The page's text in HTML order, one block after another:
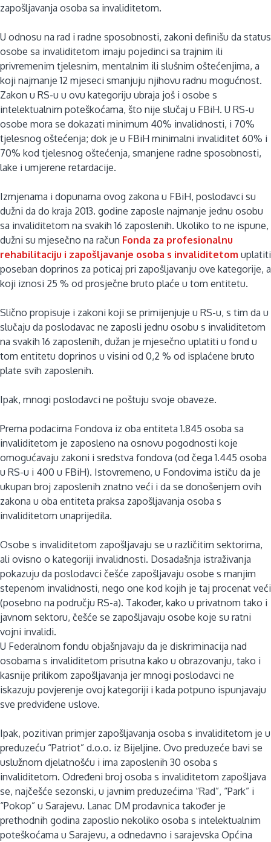
zapošljavanja osoba sa invaliditetom.
U odnosu na rad i radne sposobnosti, zakoni definišu da status
osobe sa invaliditetom imaju pojedinci sa trajnim ili
privremenim tjelesnim, mentalnim ili slušnim oštećenjima, a
koji najmanje 12 mjeseci smanjuju njihovu radnu mogućnost.
Zakon u RS-u u ovu kategoriju ubraja još i osobe s
intelektualnim poteškoćama, što nije slučaj u FBiH. U RS-u
osobe mora se dokazati minimum 40% invalidnosti, i 70%
tjelesnog oštećenja; dok je u FBiH minimalni invaliditet 60% i
70% kod tjelesnog oštećenja, smanjene radne sposobnosti,
lake i umjerene retardacije.
Izmjenama i dopunama ovog zakona u FBiH, poslodavci su
dužni da do kraja 2013. godine zaposle najmanje jednu osobu
sa invaliditetom na svakih 16 zaposlenih. Ukoliko to ne ispune,
dužni su mjesečno na račun Fonda za profesionalnu
rehabilitaciju i zapošljavanje osoba s invaliditetom uplatiti
poseban doprinos za poticaj pri zapošljavanju ove kategorije, a
koji iznosi 25 % od prosječne bruto plaće u tom entitetu.
Slično propisuje i zakoni koji se primijenjuje u RS-u, s tim da u
slučaju da poslodavac ne zaposli jednu osobu s invaliditetom
na svakih 16 zaposlenih, dužan je mjesečno uplatiti u fond u
tom entitetu doprinos u visini od 0,2 % od isplaćene bruto
plate svih zaposlenih.
Ipak, mnogi poslodavci ne poštuju svoje obaveze.
Prema podacima Fondova iz oba entiteta 1.845 osoba sa
invaliditetom je zaposleno na osnovu pogodnosti koje
omogućavaju zakoni i sredstva fondova (od čega 1.445 osoba
u RS-u i 400 u FBiH). Istovremeno, u Fondovima ističu da je
ukupan broj zaposlenih znatno veći i da se donošenjem ovih
zakona u oba entiteta praksa zapošljavanja osoba s
invaliditetom unaprijedila.
Osobe s invaliditetom zapošljavaju se u različitim sektorima,
ali ovisno o kategoriji invalidnosti. Dosadašnja istraživanja
pokazuju da poslodavci češće zapošljavaju osobe s manjim
stepenom invalidnosti, nego one kod kojih je taj procenat veći
(posebno na području RS-a). Također, kako u privatnom tako i
javnom sektoru, češće se zapošljavaju osobe koje su ratni
vojni invalidi.
U Federalnom fondu objašnjavaju da je diskriminacija nad
osobama s invaliditetom prisutna kako u obrazovanju, tako i
kasnije prilikom zapošljavanja jer mnogi poslodavci ne
iskazuju povjerenje ovoj kategoriji i kada potpuno ispunjavaju
sve predviđene uslove.
Ipak, pozitivan primjer zapošljavanja osoba s invaliditetom je u
preduzeću “Patriot” d.o.o. iz Bijeljine. Ovo preduzeće bavi se
uslužnom djelatnošću i ima zaposlenih 30 osoba s
invaliditetom. Određeni broj osoba s invaliditetom zapošljava
se, najčešće sezonski, u javnim preduzećima “Rad”, “Park” i
“Pokop” u Sarajevu. Lanac DM prodavnica također je
prethodnih godina zaposlio nekoliko osoba s intelektualnim
poteškoćama u Sarajevu, a odnedavno i sarajevska Općina